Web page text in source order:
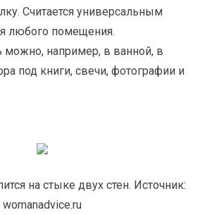
Считается универсальным
любого помещения.
можно, например, в ванной, в
под книги, свечи, фотографии и
на стыке двух стен. Источник:
womanadvice.ru